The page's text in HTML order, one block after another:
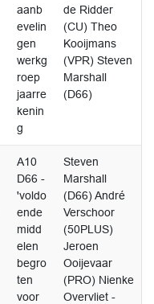
aanb
evelin
gen
werkg
roep
jaarre
kenin
g
de Ridder
(CU) Theo
Kooijmans
(VPR) Steven
Marshall
(D66)
A10
D66 -
'voldo
ende
midd
elen
begro
ten
voor
Steven
Marshall
(D66) André
Verschoor
(50PLUS)
Jeroen
Ooijevaar
(PRO) Nienke
Overvliet -